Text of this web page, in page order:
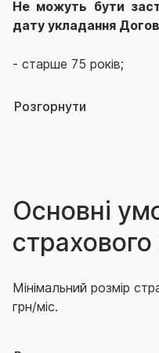
Не можуть бути
дату укладання
- старше 75 років;
- визнані у
скелелазіння,
м над рівнем
дельтапланеризм,
понад 40 метрів),
-професійні
Розгорнути
Основні
Мінімальний розмір
грн/міс.